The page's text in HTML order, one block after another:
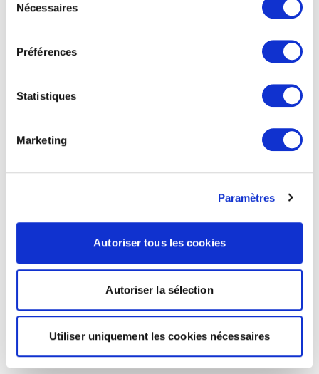
Nécessaires
Préférences
Statistiques
Marketing
Paramètres
Autoriser tous les cookies
Autoriser la sélection
Utiliser uniquement les cookies nécessaires